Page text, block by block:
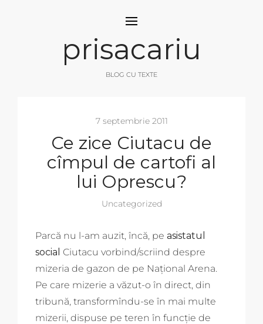
prisacariu
BLOG CU TEXTE
7 septembrie 2011
Ce zice Ciutacu de
cîmpul de cartofi al
lui Oprescu?
Uncategorized
Parcă nu l-am auzit, încă, pe asistatul
social Ciutacu vorbind/scriind despre
mizeria de gazon de pe Național Arena.
Pe care mizerie a văzut-o în direct, din
tribună, transformîndu-se în mai multe
mizerii, dispuse pe teren în funcție de